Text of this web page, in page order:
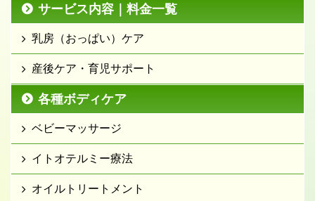
サービス内容｜料金一覧
乳房（おっぱい）ケア
産後ケア・育児サポート
各種ボディケア
ベビーマッサージ
イトオテルミー療法
オイルトリートメント